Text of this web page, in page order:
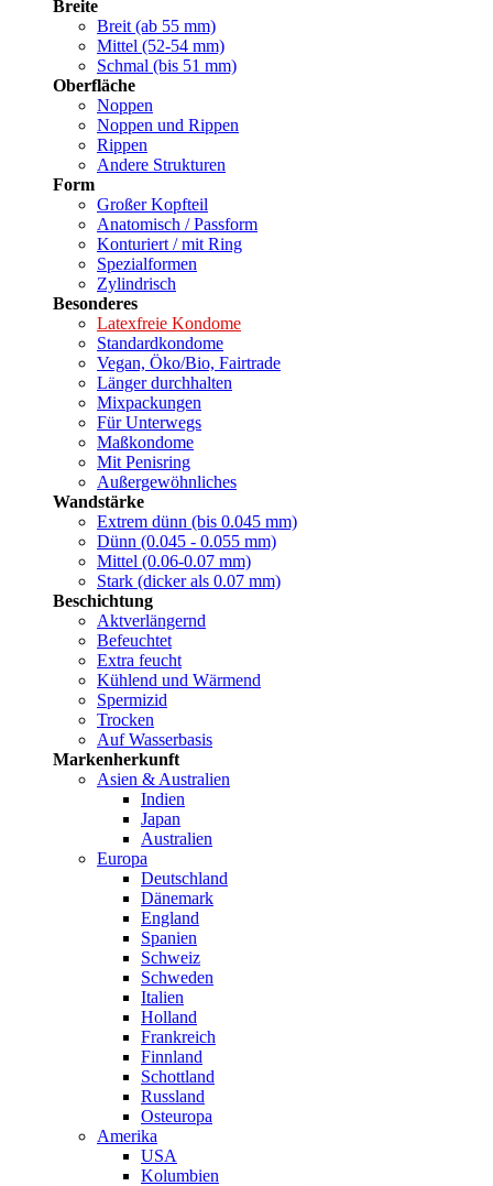
Breite
Breit (ab 55 mm)
Mittel (52-54 mm)
Schmal (bis 51 mm)
Oberfläche
Noppen
Noppen und Rippen
Rippen
Andere Strukturen
Form
Großer Kopfteil
Anatomisch / Passform
Konturiert / mit Ring
Spezialformen
Zylindrisch
Besonderes
Latexfreie Kondome
Standardkondome
Vegan, Öko/Bio, Fairtrade
Länger durchhalten
Mixpackungen
Für Unterwegs
Maßkondome
Mit Penisring
Außergewöhnliches
Wandstärke
Extrem dünn (bis 0.045 mm)
Dünn (0.045 - 0.055 mm)
Mittel (0.06-0.07 mm)
Stark (dicker als 0.07 mm)
Beschichtung
Aktverlängernd
Befeuchtet
Extra feucht
Kühlend und Wärmend
Spermizid
Trocken
Auf Wasserbasis
Markenherkunft
Asien & Australien
Indien
Japan
Australien
Europa
Deutschland
Dänemark
England
Spanien
Schweiz
Schweden
Italien
Holland
Frankreich
Finnland
Schottland
Russland
Osteuropa
Amerika
USA
Kolumbien